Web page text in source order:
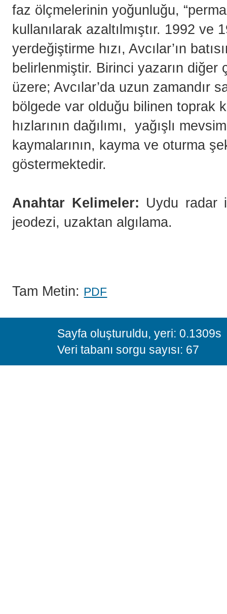
faz ölçmelerinin yoğunluğu,
kullanılarak azaltılmıştır. 1992 ve
yerdeğiştirme hızı, Avcılar’ın
belirlenmiştir. Birinci yazarın diğer
üzere; Avcılar’da uzun zamandır
bölgede var olduğu bilinen toprak
hızlarının dağılımı, yağışlı
kaymalarının, kayma ve oturma
göstermektedir.
Anahtar Kelimeler: Uydu radar
jeodezi, uzaktan algılama.
Tam Metin: PDF
Sayfa oluşturuldu, yeri: 0.1309s
Veri tabanı sorgu sayısı: 67